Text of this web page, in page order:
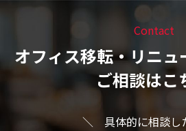
Contact
オフィス移転・リニュ
ご相談はこ
＼ 具体的に相談